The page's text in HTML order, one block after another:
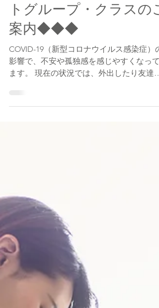
トグループ・クラスのご
案内◆◆◆
COVID-19（新型コロナウイルス感染症）の
影響で、不安や孤独感を感じやすくなって
ます。 現在の状況では、外出したり友達に
ます。 不安、ストレス、家族関係、子育